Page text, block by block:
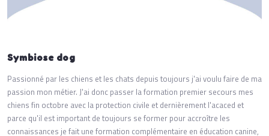
Symbiose dog
Passionné par les chiens et les chats depuis toujours j'ai voulu faire de ma
passion mon métier. J'ai donc passer la formation premier secours mes
chiens fin octobre avec la protection civile et dernièrement l'acaced et
parce qu'il est important de toujours se former pour accroître les
connaissances je fait une formation complémentaire en éducation canine,